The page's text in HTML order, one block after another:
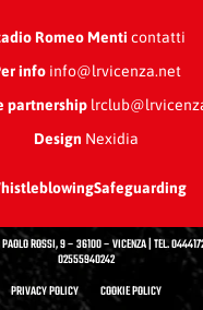
Romeo Menti contatti
infoinfo@lrvicenza.net
partnership
Design Nexidia
Safeguarding
PAOLO ROSSI, 9 – 36100 – VICENZA | TEL.
02555940242
PRIVACY POLICY
COOKIE POLICY